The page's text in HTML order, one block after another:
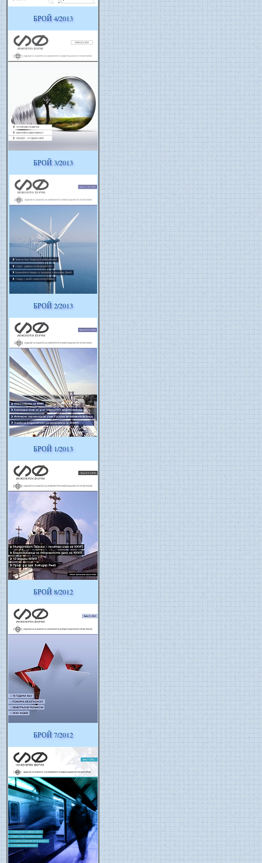
БРОЙ 4/2013
БРОЙ 3/2013
БРОЙ 2/2013
БРОЙ 1/2013
БРОЙ 8/2012
БРОЙ 7/2012